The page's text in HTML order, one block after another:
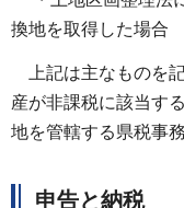
換地を取得した場合
上記は主なものを
産が非課税に該当す
地を管轄する県税事
申告と納税